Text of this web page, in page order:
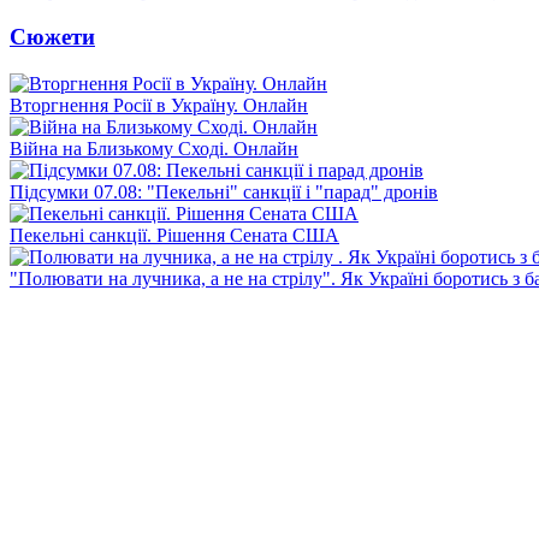
Сюжети
Вторгнення Росії в Україну. Онлайн
Війна на Близькому Сході. Онлайн
Підсумки 07.08: "Пекельні" санкції і "парад" дронів
Пекельні санкції. Рішення Сената США
"Полювати на лучника, а не на стрілу". Як Україні боротись з